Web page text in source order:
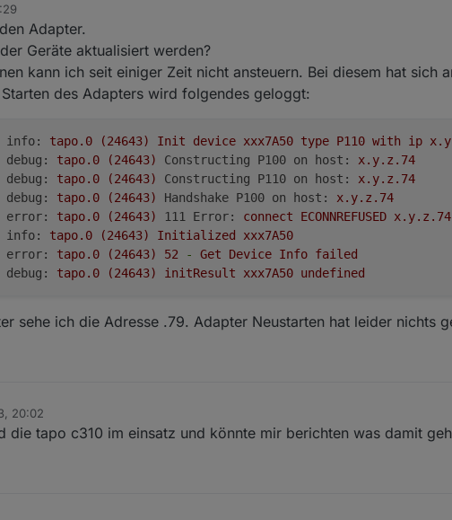
als online erkannt wird kann manuell die IP gesetzt wird.
lokal mit username und Password auf die Geräte zu verbinden und zu steuern.
mit Stream User und Password
installiert sein, sonst bekommt man exit code 25 beim installieren
ioBroker.tapo
bitte das latest Repo auswählen:
Adapter.
Geräte aktualisiert werden?
kann ich seit einiger Zeit nicht ansteuern. Bei diesem hat sich
des Adapters wird folgendes geloggt:
info: tapo.0 (24643) Init device xxx7A50 type P110 with ip
tapo.0 (24643) Constructing P100 on host:
x.y.z.74
tapo.0 (24643) Constructing P110 on host:
x.y.z.74
tapo.0 (24643) Handshake P100 on host:
x.y.z.74
error:
tapo.0 (24643) 111 Error: connect ECONNREFUSED
info:
tapo.0 (24643) Initialized
xxx7A50
error:
tapo.0 (24643) 52 - Get Device Info failed
tapo.0 (24643) initResult xxx7A50 undefined
sehe ich die Adresse .79. Adapter Neustarten hat leider nichts
20:02
die tapo c310 im einsatz und könnte mir berichten was damit